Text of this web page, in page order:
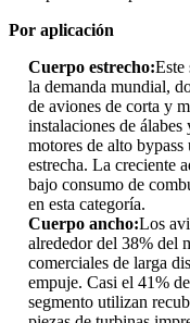
Por aplicación
Cuerpo estrecho:Este
la demanda mundial,
de aviones de corta y
instalaciones de álabes
motores de alto
estrecha. La creciente
bajo consumo de
en esta categoría.
Cuerpo ancho:Los
alrededor del 38% del
comerciales de larga
empuje. Casi el 41%
segmento utilizan